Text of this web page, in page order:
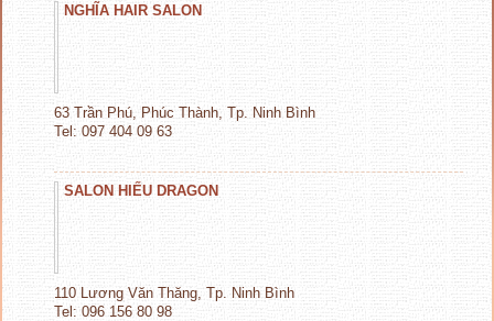
NGHĨA HAIR SALON
63 Trần Phú, Phúc Thành, Tp. Ninh Bình
Tel: 097 404 09 63
SALON HIẾU DRAGON
110 Lương Văn Thăng, Tp. Ninh Bình
Tel: 096 156 80 98